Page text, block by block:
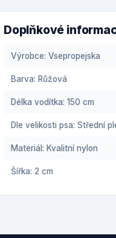
Doplňkové
Výrobce: Vsepropejska
Barva: Růžová
Délka vodítka: 150 cm
Dle velikosti psa: Střední
Materiál: Kvalitní nylon
Šířka: 2 cm